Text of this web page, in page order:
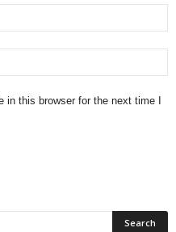
this browser for the next time I